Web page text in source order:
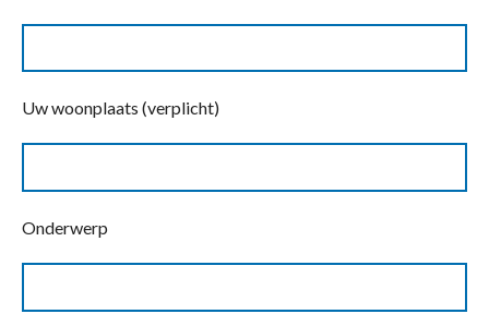
Uw woonplaats (verplicht)
Onderwerp